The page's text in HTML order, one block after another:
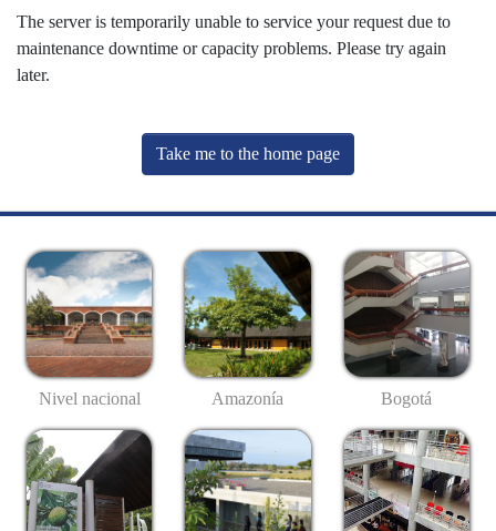
The server is temporarily unable to service your request due to
maintenance downtime or capacity problems. Please try again
later.
Take me to the home page
Nivel nacional Amazonía Bogotá